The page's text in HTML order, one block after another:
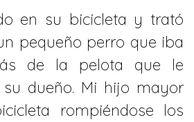
en su bicicleta y trató
pequeño perro que iba
de la pelota que le
dueño. Mi hijo mayor
rompiéndose los